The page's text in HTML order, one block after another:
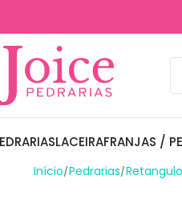
LACEIRAFRANJAS /
Início Pedrarias Retangulo